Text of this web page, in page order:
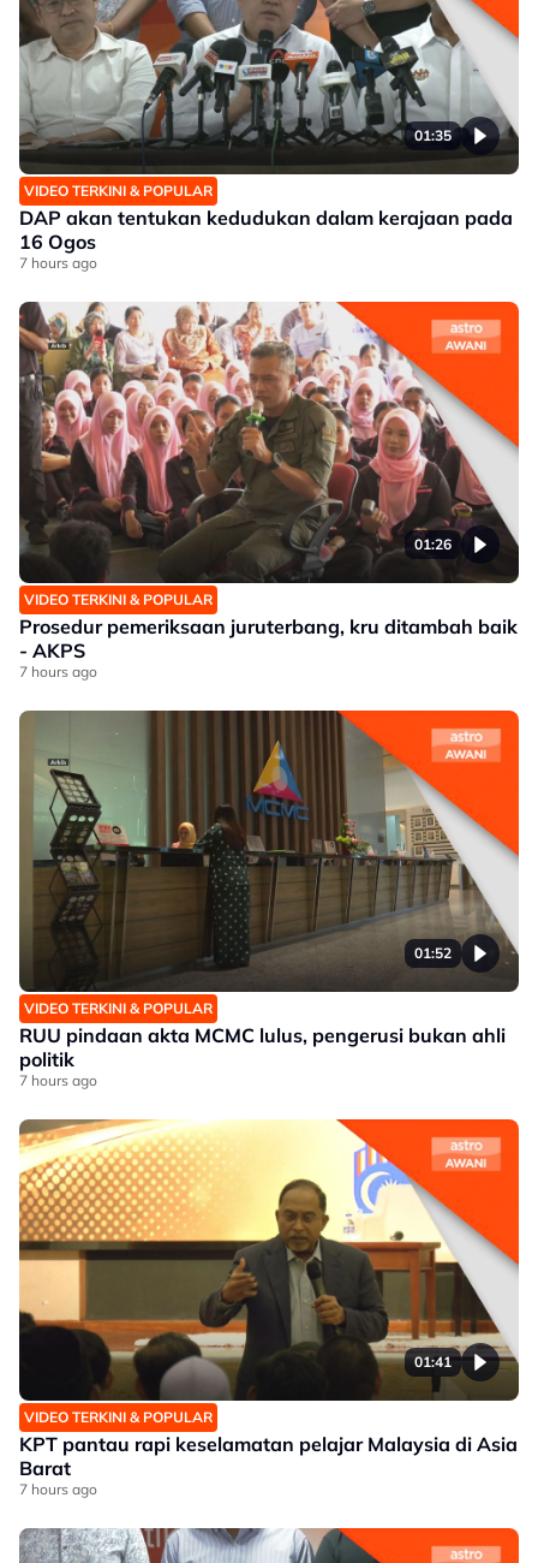
01:35
VIDEO TERKINI & POPULAR
DAP akan tentukan kedudukan dalam kerajaan pada
16 Ogos
7 hours ago
01:26
VIDEO TERKINI & POPULAR
Prosedur pemeriksaan juruterbang, kru ditambah baik
- AKPS
7 hours ago
01:52
VIDEO TERKINI & POPULAR
RUU pindaan akta MCMC lulus, pengerusi bukan ahli
politik
7 hours ago
01:41
VIDEO TERKINI & POPULAR
KPT pantau rapi keselamatan pelajar Malaysia di Asia
Barat
7 hours ago